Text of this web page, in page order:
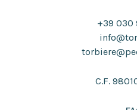
+39 030
C.F.